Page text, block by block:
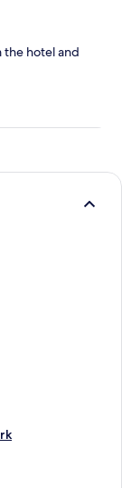
the hotel and